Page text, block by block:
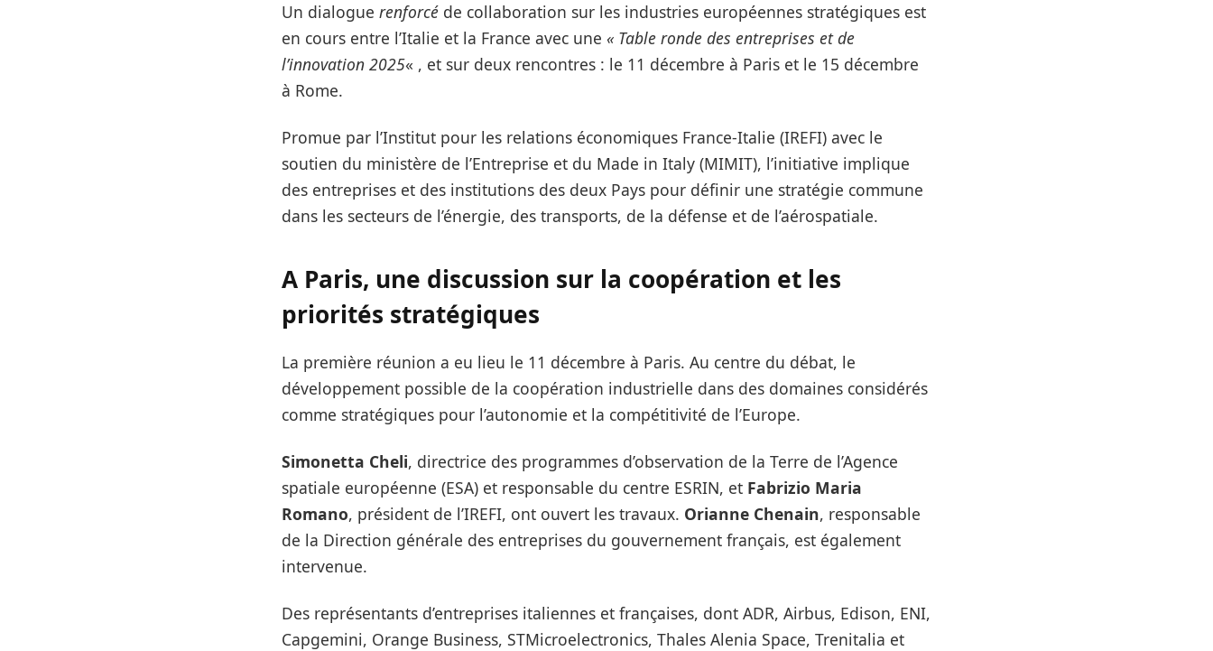
Un dialogue renforcé de collaboration sur les industries européennes stratégiques est
en cours entre l’Italie et la France avec une « Table ronde des entreprises et de
l’innovation 2025« , et sur deux rencontres : le 11 décembre à Paris et le 15 décembre
à Rome.
Promue par l’Institut pour les relations économiques France-Italie (IREFI) avec le
soutien du ministère de l’Entreprise et du Made in Italy (MIMIT), l’initiative implique
des entreprises et des institutions des deux Pays pour définir une stratégie commune
dans les secteurs de l’énergie, des transports, de la défense et de l’aérospatiale.
A Paris, une discussion sur la coopération et les
priorités stratégiques
La première réunion a eu lieu le 11 décembre à Paris. Au centre du débat, le
développement possible de la coopération industrielle dans des domaines considérés
comme stratégiques pour l’autonomie et la compétitivité de l’Europe.
Simonetta Cheli, directrice des programmes d’observation de la Terre de l’Agence
spatiale européenne (ESA) et responsable du centre ESRIN, et Fabrizio Maria
Romano, président de l’IREFI, ont ouvert les travaux. Orianne Chenain, responsable
de la Direction générale des entreprises du gouvernement français, est également
intervenue.
Des représentants d’entreprises italiennes et françaises, dont ADR, Airbus, Edison, ENI,
Capgemini, Orange Business, STMicroelectronics, Thales Alenia Space, Trenitalia et